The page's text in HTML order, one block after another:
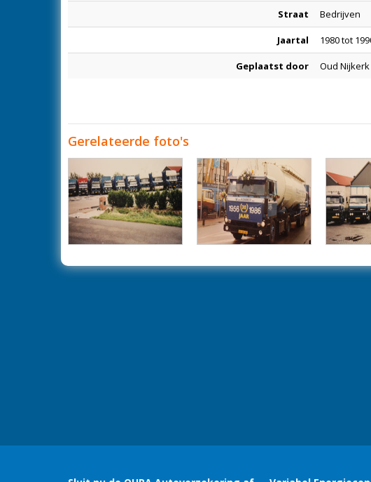
Straat Bedrijven
Jaartal 1980 tot
Geplaatst door Oud
Gerelateerde foto's